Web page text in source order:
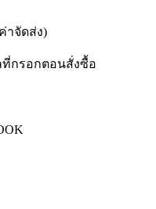
าจัดส่ง)
ที่กรอกตอนสั่งซื้อ